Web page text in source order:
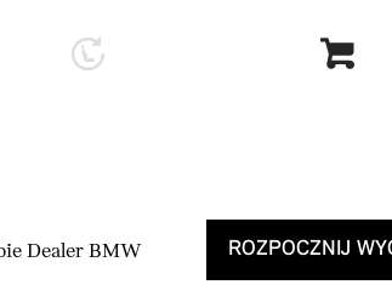
Dealer BMW
ROZPOCZNIJ